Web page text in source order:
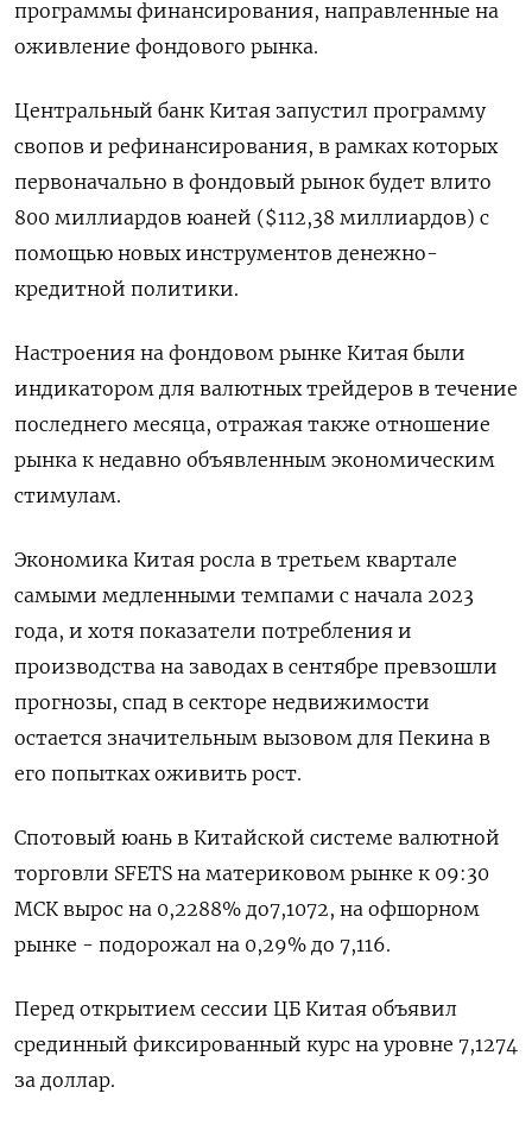
программы финансирования, направленные на
оживление фондового рынка.
Центральный банк Китая запустил программу
свопов и рефинансирования, в рамках которых
первоначально в фондовый рынок будет влито
800 миллиардов юаней ($112,38 миллиардов) с
помощью новых инструментов денежно-
кредитной политики.
Настроения на фондовом рынке Китая были
индикатором для валютных трейдеров в течение
последнего месяца, отражая также отношение
рынка к недавно объявленным экономическим
стимулам.
Экономика Китая росла в третьем квартале
самыми медленными темпами с начала 2023
года, и хотя показатели потребления и
производства на заводах в сентябре превзошли
прогнозы, спад в секторе недвижимости
остается значительным вызовом для Пекина в
его попытках оживить рост.
Спотовый юань в Китайской системе валютной
торговли SFETS на материковом рынке к 09:30
МСК вырос на 0,2288% до​ 7,1072​, на офшорном
рынке - подорожал на 0,29% до 7,116.
Перед открытием сессии ЦБ Китая объявил
срединный фиксированный курс на уровне 7,1274
за доллар.